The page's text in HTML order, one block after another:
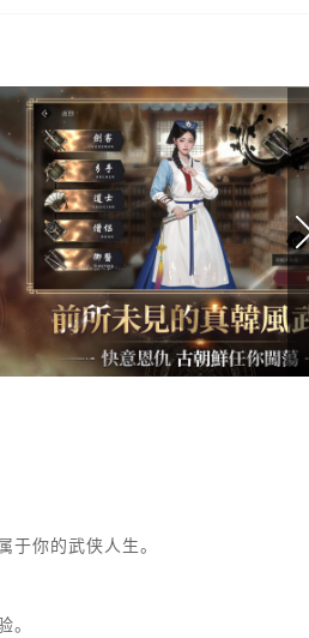
你的武侠人生。
。